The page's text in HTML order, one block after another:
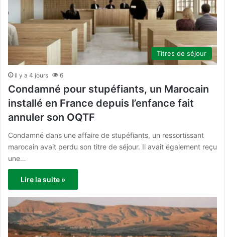
Titres de séjour
il y a 4 jours 6
Condamné pour stupéfiants, un Marocain
installé en France depuis l’enfance fait
annuler son OQTF
Condamné dans une affaire de stupéfiants, un ressortissant
marocain avait perdu son titre de séjour. Il avait également reçu
une…
Lire la suite »